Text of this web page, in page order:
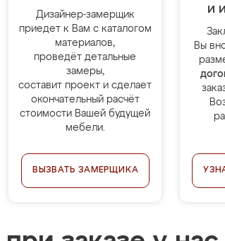
Дизайнер-замерщик
приедет к Вам с каталогом
материалов,
проведёт детальные
замеры,
составит проект и сделает
окончательный расчёт
стоимости Вашей будущей
мебели.
ВЫЗВАТЬ ЗАМЕРЩИКА
и
Вы